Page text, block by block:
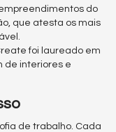
do
que atesta os mais
foi laureado em
de interiores e
de trabalho. Cada